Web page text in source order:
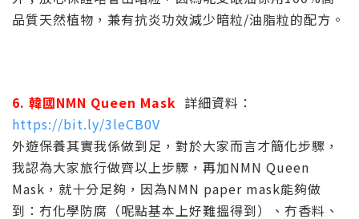
品質天然植物，兼有抗炎功效減少暗粒/油脂粒的配方。
6. 韓國NMN Queen Mask 詳細資料：
https://bit.ly/3leCB0V
外遊保養其實我係做到足，對於大家而言才簡化步驟，
我認為大家旅行做齊以上步驟，再加NMN Queen
Mask，就十分足夠，因為NMN paper mask能夠做
到：冇化學防腐（呢點基本上好難搵得到）、冇香料、